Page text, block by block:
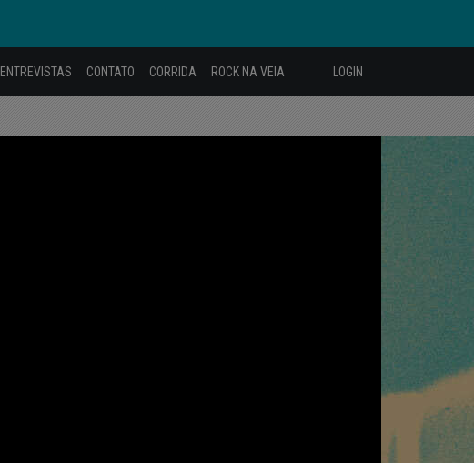
ENTREVISTAS CONTATO CORRIDA ROCK NA VEIA LOGIN